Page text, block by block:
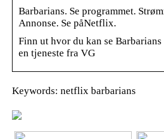
Barbarians. Se programmet.
Annonse. Se påNetflix.
Finn ut hvor du kan se
en tjeneste fra VG
Keywords: netflix barbarians